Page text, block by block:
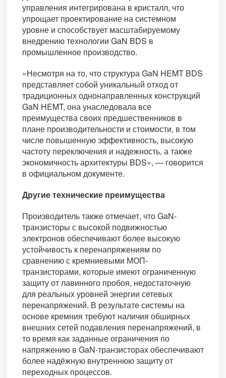
управления интегрирована в кристалл, что
упрощает проектирование на системном
уровне и способствует масштабируемому
внедрению технологии GaN BDS в
промышленное производство.
«Несмотря на то, что структура GaN HEMT BDS
представляет собой уникальный отход от
традиционных однонаправленных конструкций
GaN HEMT, она унаследовала все
преимущества своих предшественников в
плане производительности и стоимости, в том
числе повышенную эффективность, высокую
частоту переключения и надежность, а также
экономичность архитектуры BDS», — говорится
в официальном документе.
Другие технические преимущества
Производитель также отмечает, что GaN-
транзисторы с высокой подвижностью
электронов обеспечивают более высокую
устойчивость к перенапряжениям по
сравнению с кремниевыми МОП-
транзисторами, которые имеют ограниченную
защиту от лавинного пробоя, недостаточную
для реальных уровней энергии сетевых
перенапряжений. В результате системы на
основе кремния требуют наличия обширных
внешних сетей подавления перенапряжений, в
то время как заданные ограничения по
напряжению в GaN-транзисторах обеспечивают
более надёжную внутреннюю защиту от
переходных процессов.